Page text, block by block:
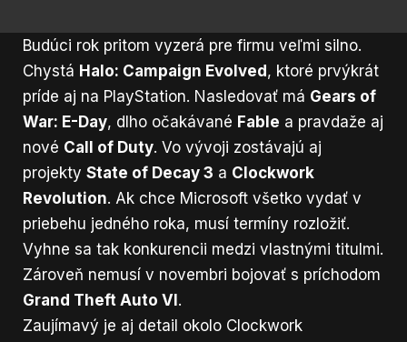
Budúci rok pritom vyzerá pre firmu veľmi silno.
Chystá Halo: Campaign Evolved, ktoré prvýkrát
príde aj na PlayStation. Nasledovať má Gears of
War: E-Day, dlho očakávané Fable a pravdaže aj
nové Call of Duty. Vo vývoji zostávajú aj
projekty State of Decay 3 a Clockwork
Revolution. Ak chce Microsoft všetko vydať v
priebehu jedného roka, musí termíny rozložiť.
Vyhne sa tak konkurencii medzi vlastnými titulmi.
Zároveň nemusí v novembri bojovať s príchodom
Grand Theft Auto VI.
Zaujímavý je aj detail okolo Clockwork